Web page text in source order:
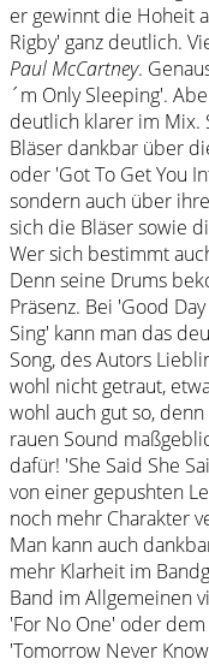
er gewinnt die Hoheit
Rigby' ganz deutlich.
Paul McCartney.
´m Only Sleeping'.
deutlich klarer im Mix.
Bläser dankbar über
oder 'Got To Get You
sondern auch über
sich die Bläser sowie
Wer sich bestimmt
Denn seine Drums
Präsenz. Bei 'Good
Sing' kann man das
Song, des Autors
wohl nicht getraut,
wohl auch gut so,
rauen Sound
dafür! 'She Said She
von einer gepushten
noch mehr Charakter
Man kann auch
mehr Klarheit im
Band im Allgemeinen
'For No One' oder
'Tomorrow Never